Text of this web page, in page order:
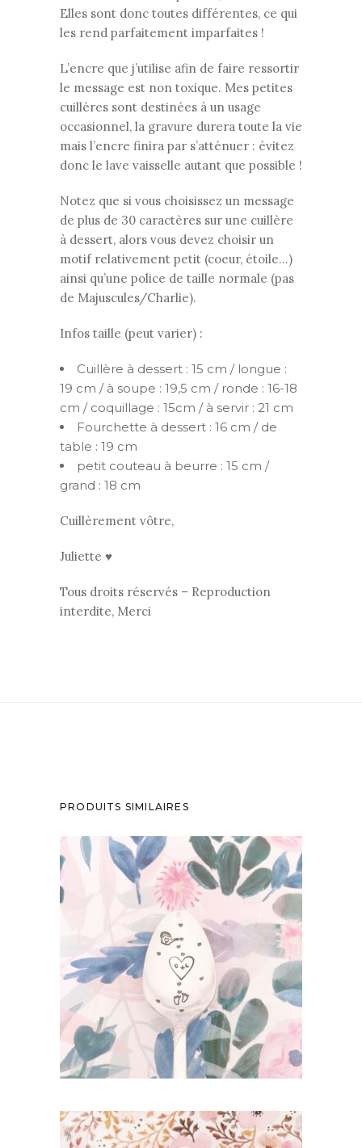
Elles sont donc toutes différentes, ce qui
les rend parfaitement imparfaites !
L’encre que j’utilise afin de faire ressortir
le message est non toxique. Mes petites
cuillères sont destinées à un usage
occasionnel, la gravure durera toute la vie
mais l’encre finira par s’atténuer : évitez
donc le lave vaisselle autant que possible !
Notez que si vous choisissez un message
de plus de 30 caractères sur une cuillère
à dessert, alors vous devez choisir un
motif relativement petit (coeur, étoile…)
ainsi qu’une police de taille normale (pas
de Majuscules/Charlie).
Infos taille (peut varier) :
Cuillère à dessert : 15 cm / longue :
19 cm / à soupe : 19,5 cm / ronde : 16-18
cm / coquillage : 15cm / à servir : 21 cm
Fourchette à dessert : 16 cm / de
table : 19 cm
petit couteau à beurre : 15 cm /
grand : 18 cm
Cuillèrement vôtre,
Juliette ♥
Tous droits réservés – Reproduction
interdite, Merci
PRODUITS SIMILAIRES
PETITE CUILLÈRE GRAVÉE VINTAGE :
ANNONCE GROSSESSE PERSONNALISÉE
35,00
€
AJOUTER AU PANIER